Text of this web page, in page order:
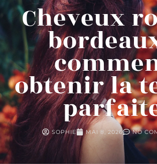
Cheveux
obtenir la
SOPHIE MAI 8, 2026 NO